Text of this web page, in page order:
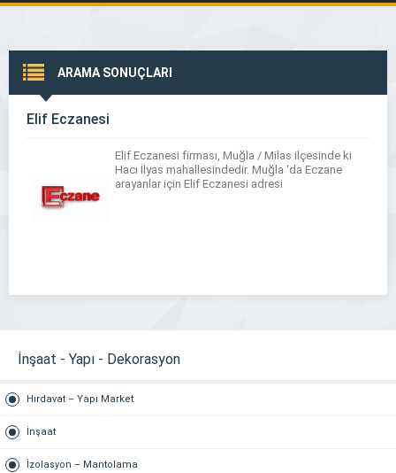
ARAMA SONUÇLARI
Elif Eczanesi
Elif Eczanesi firması, Muğla / Milas ilçesinde ki
Hacı İlyas mahallesindedir. Muğla ‘da Eczane
arayanlar için Elif Eczanesi adresi
İnşaat - Yapı - Dekorasyon
Hırdavat – Yapı Market
İnşaat
İzolasyon – Mantolama